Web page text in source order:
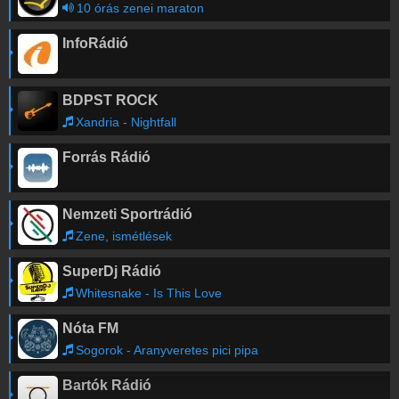
10 órás zenei maraton
InfoRádió
BDPST ROCK
Xandria - Nightfall
Forrás Rádió
Nemzeti Sportrádió
Zene, ismétlések
SuperDj Rádió
Whitesnake - Is This Love
Nóta FM
Sogorok - Aranyveretes pici pipa
Bartók Rádió